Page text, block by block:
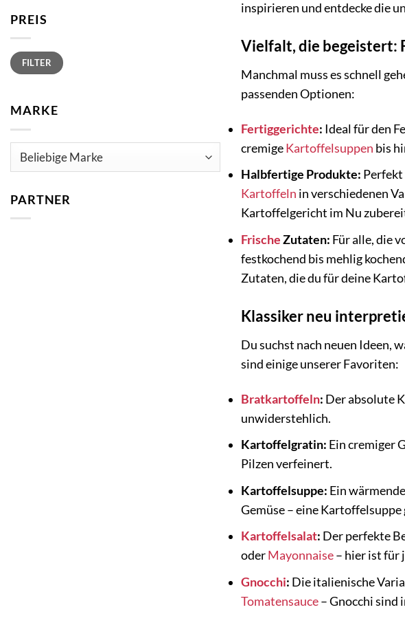
PREIS
Min.
Preis
Max.
PreisFILTER
MARKE
PARTNER
inspirieren und entdecke die
Vielfalt, die begeistert:
Manchmal muss es schnell
passenden Optionen:
Fertiggerichte: Ideal für den
cremigeKartoffelsuppen bis
Halbfertige Produkte: Perfekt
Kartoffeln in verschiedenen
Kartoffelgericht im Nu
FrischeZutaten: Für alle, die
festkochend bis mehlig
Zutaten, die du für deine
Klassiker neu
Du suchst nach neuen Ideen,
sind einige unserer Favoriten:
Bratkartoffeln: Der absolute
unwiderstehlich.
Kartoffelgratin: Ein cremiger
Pilzen verfeinert.
Kartoffelsuppe: Ein
Gemüse – eine Kartoffelsuppe
Kartoffelsalat: Der perfekte
oderMayonnaise– hier ist für
Gnocchi: Die italienische
Tomatensauce– Gnocchi sind